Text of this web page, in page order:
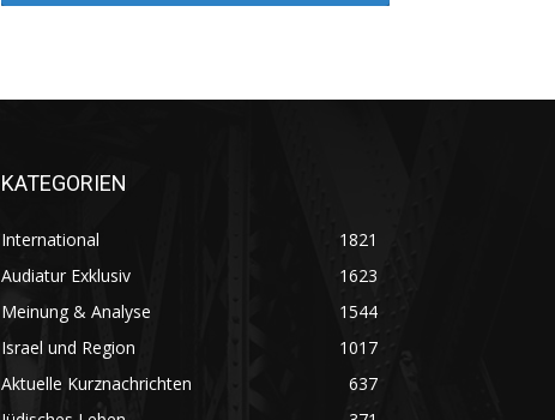
KATEGORIEN
International
1821
Audiatur Exklusiv
1623
Meinung & Analyse
1544
Israel und Region
1017
Aktuelle Kurznachrichten
637